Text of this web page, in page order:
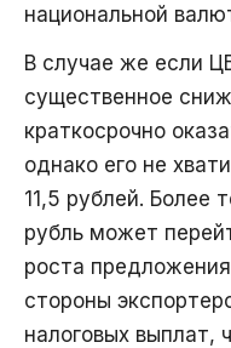
национальной
В случае же если
существенное
краткосрочно
однако его не
11,5 рублей. Более
рубль может
роста
стороны
налоговых выплат,